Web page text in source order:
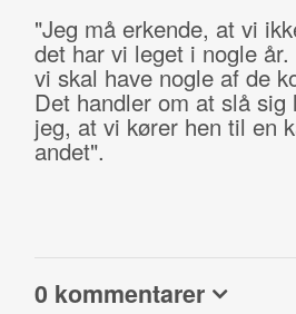
"Jeg må erkende, at vi
det har vi leget i nogle
vi skal have nogle af de
Det handler om at slå
jeg, at vi kører hen til en
andet".
0 kommentarer